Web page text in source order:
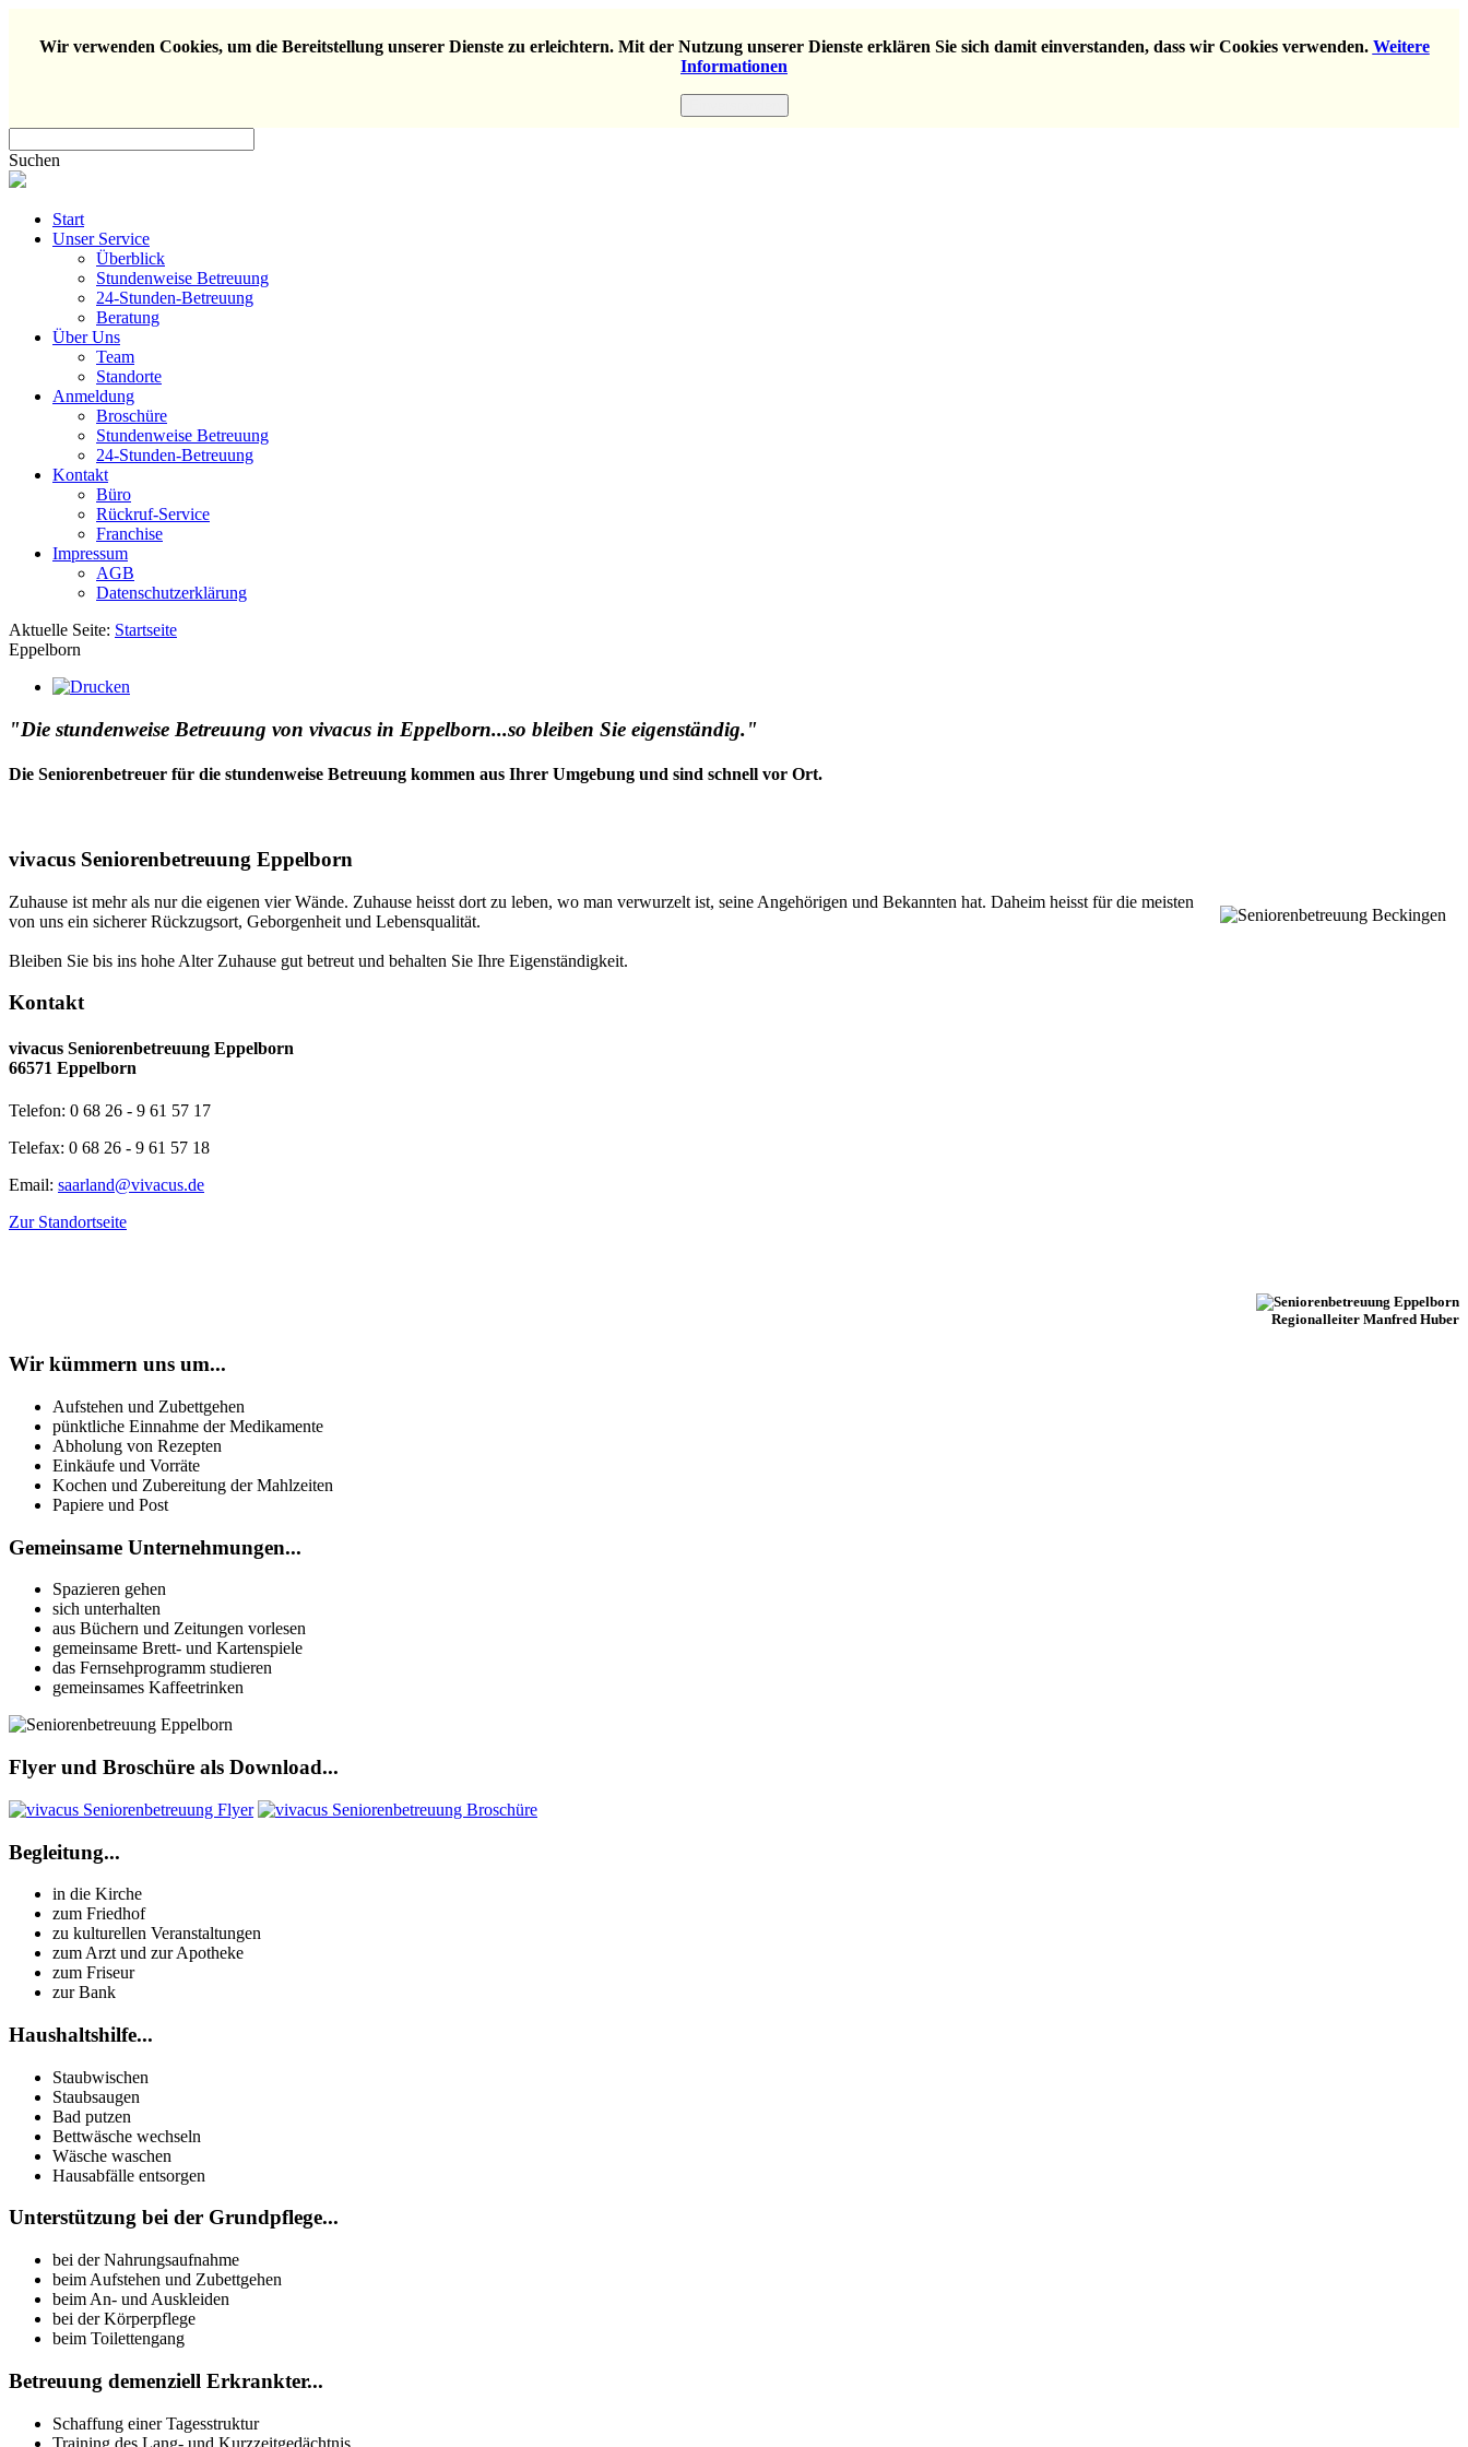
Wir verwenden Cookies, um die Bereitstellung unserer Dienste zu erleichtern. Mit der Nutzung unserer Dienste erklären Sie sich damit einverstanden, dass wir Cookies verwenden. Weitere
Informationen
Suchen
Start
Unser Service
Überblick
Stundenweise Betreuung
24-Stunden-Betreuung
Beratung
Über Uns
Team
Standorte
Anmeldung
Broschüre
Stundenweise Betreuung
24-Stunden-Betreuung
Kontakt
Büro
Rückruf-Service
Franchise
Impressum
AGB
Datenschutzerklärung
Aktuelle Seite: Startseite
Eppelborn
"Die stundenweise Betreuung von vivacus in Eppelborn...so bleiben Sie eigenständig."
Die Seniorenbetreuer für die stundenweise Betreuung kommen aus Ihrer Umgebung und sind schnell vor Ort.
vivacus Seniorenbetreuung Eppelborn
Zuhause ist mehr als nur die eigenen vier Wände. Zuhause heisst dort zu leben, wo man verwurzelt ist, seine Angehörigen und Bekannten hat. Daheim heisst für die meisten
von uns ein sicherer Rückzugsort, Geborgenheit und Lebensqualität.
Bleiben Sie bis ins hohe Alter Zuhause gut betreut und behalten Sie Ihre Eigenständigkeit.
Kontakt
vivacus Seniorenbetreuung Eppelborn
66571 Eppelborn
Telefon: 0 68 26 - 9 61 57 17
Telefax: 0 68 26 - 9 61 57 18
Email: saarland@vivacus.de
Zur Standortseite
Regionalleiter Manfred Huber
Wir kümmern uns um...
Aufstehen und Zubettgehen
pünktliche Einnahme der Medikamente
Abholung von Rezepten
Einkäufe und Vorräte
Kochen und Zubereitung der Mahlzeiten
Papiere und Post
Gemeinsame Unternehmungen...
Spazieren gehen
sich unterhalten
aus Büchern und Zeitungen vorlesen
gemeinsame Brett- und Kartenspiele
das Fernsehprogramm studieren
gemeinsames Kaffeetrinken
Flyer und Broschüre als Download...
Begleitung...
in die Kirche
zum Friedhof
zu kulturellen Veranstaltungen
zum Arzt und zur Apotheke
zum Friseur
zur Bank
Haushaltshilfe...
Staubwischen
Staubsaugen
Bad putzen
Bettwäsche wechseln
Wäsche waschen
Hausabfälle entsorgen
Unterstützung bei der Grundpflege...
bei der Nahrungsaufnahme
beim Aufstehen und Zubettgehen
beim An- und Auskleiden
bei der Körperpflege
beim Toilettengang
Betreuung demenziell Erkrankter...
Schaffung einer Tagesstruktur
Training des Lang- und Kurzzeitgedächtnis